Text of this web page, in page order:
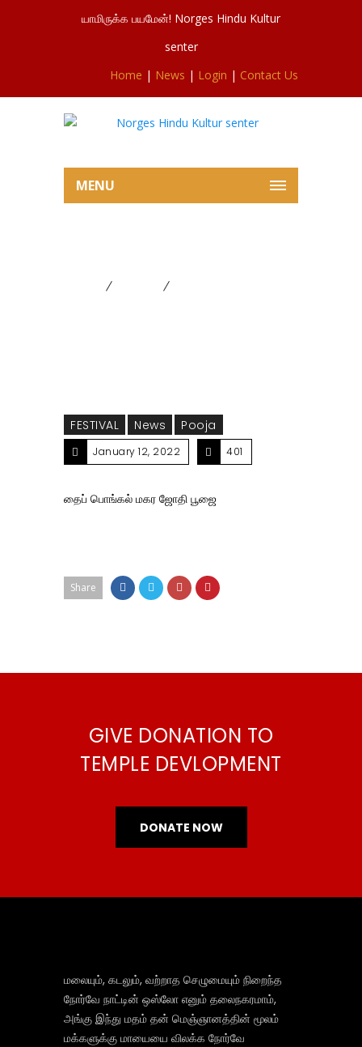
யாமிருக்க பயமேன்! Norges Hindu Kultur
senter
Home | News | Login | Contact Us
MENU
FESTIVAL News Pooja
January 12, 2022 401
தைப் பொங்கல் மகர ஜோதி பூஜை
Share
GIVE DONATION TO
TEMPLE DEVLOPMENT
DONATE NOW
மலையும், கடலும், வற்றாத செழுமையும் நிறைந்த
நோர்வே நாட்டின் ஒஸ்லோ எனும் தலைநகரமாம்,
அங்கு இந்து மதம் தன் மெஞ்ஞானத்தின் மூலம்
மக்களுக்கு மாயையை விலக்க நோர்வே